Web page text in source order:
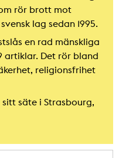
rör brott mot
lag sedan 1995.
en rad mänskliga
artiklar. Det rör bland
religionsfrihet
sitt säte i Strasbourg,